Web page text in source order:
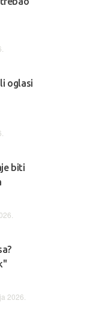
oglasi
biti
2026.